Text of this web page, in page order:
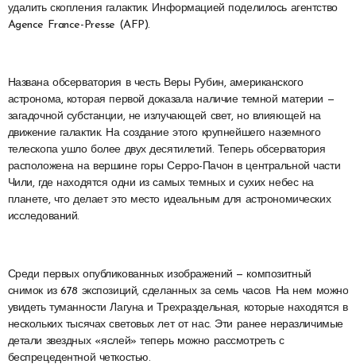
удалить скопления галактик. Информацией поделилось агентство
Agence France-Presse (AFP).
Названа обсерватория в честь Веры Рубин, американского
астронома, которая первой доказала наличие темной материи —
загадочной субстанции, не излучающей свет, но влияющей на
движение галактик. На создание этого крупнейшего наземного
телескопа ушло более двух десятилетий. Теперь обсерватория
расположена на вершине горы Серро-Пачон в центральной части
Чили, где находятся одни из самых темных и сухих небес на
планете, что делает это место идеальным для астрономических
исследований.
Среди первых опубликованных изображений — композитный
снимок из 678 экспозиций, сделанных за семь часов. На нем можно
увидеть туманности Лагуна и Трехраздельная, которые находятся в
нескольких тысячах световых лет от нас. Эти ранее неразличимые
детали звездных «яслей» теперь можно рассмотреть с
беспрецедентной четкостью.